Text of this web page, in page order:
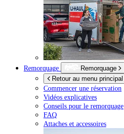
Remorquage
Remorquage
Retour au menu principal
Commencer une réservation
Vidéos explicatives
Conseils pour le remorquage
FAQ
Attaches et accessoires